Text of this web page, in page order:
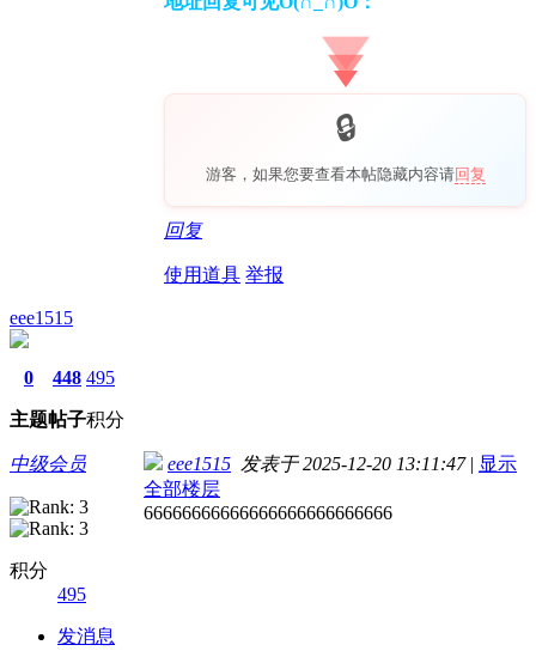
游客，如果您要查看本帖隐藏内容请回复
回复
使用道具 举报
eee1515
0
主题
448
帖子
495
积分
中级会员
积分
495
发消息
eee1515 发表于 2025-12-20 13:11:47 | 显示
全部楼层
66666666666666666666666666